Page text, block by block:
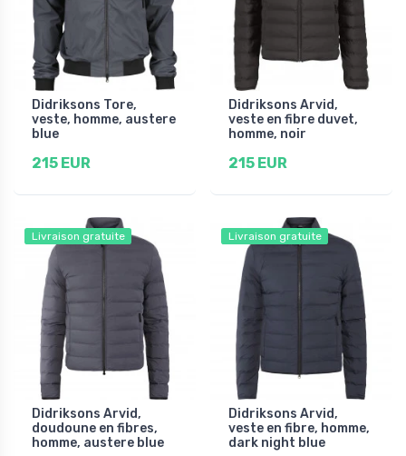
Didriksons Tore,
veste, homme, austere
blue
215 EUR
Didriksons Arvid,
veste en fibre duvet,
homme, noir
215 EUR
Livraison gratuite
Didriksons Arvid,
doudoune en fibres,
homme, austere blue
Livraison gratuite
Didriksons Arvid,
veste en fibre, homme,
dark night blue